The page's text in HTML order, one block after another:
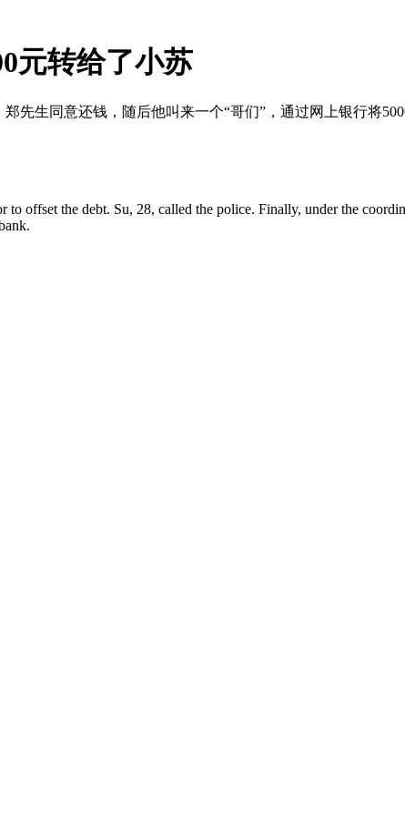
元转给了小苏
生同意还钱，随后他叫来一个“哥们”，通过网上银行将
offset the debt. Su, 28, called the police. Finally, under the